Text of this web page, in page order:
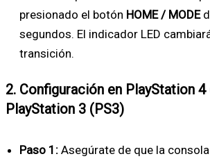
presionado el botón HOME / MODE
segundos. El indicador LED
transición.
2. Configuración en PlayStation 4
PlayStation 3 (PS3)
Paso 1: Asegúrate de que la